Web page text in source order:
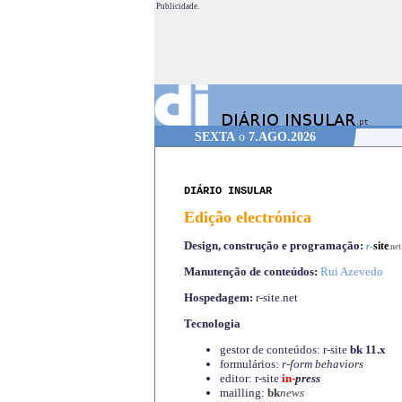
Publicidade.
SEXTAo 7.AGO.2026
DIÁRIO INSULAR
Edição electrónica
Design, construção e programação: r-site.net
Manutenção de conteúdos: Rui Azevedo
Hospedagem: r-site.net
Tecnologia
gestor de conteúdos: r-site bk 11.x
formulários: r-form behaviors
editor: r-site in-press
mailling: bknews